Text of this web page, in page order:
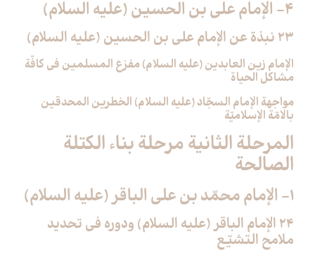
4- الإمام علي بن الحسين (عليه السلام)
23 نبذة عن الإمام علي بن الحسين (عليه السلام)
الإمام زين العابدين (عليه السلام) مفزع المسلمين في كافّة
مشاكل الحياة
مواجهة الإمام السجّاد (عليه السلام) الخطرين المحدقين
بالامّة الإسلاميّة
المرحلة الثانية مرحلة بناء الكتلة
الصالحة
1- الإمام محمّد بن علي الباقر (عليه السلام)
24 الإمام الباقر (عليه السلام) ودوره في تحديد
ملامح التشيّع‏